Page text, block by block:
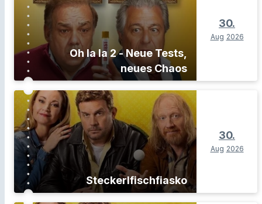
Oh la la 2 - Neue Tests,
neues Chaos
30.
Aug 2026
Steckerlfischfiasko
30.
Aug 2026